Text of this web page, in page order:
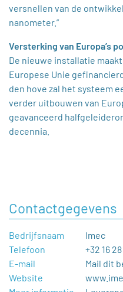
versnellen van de
nanometer.”
Versterking van Europa’s
De nieuwe installatie
Europese Unie
den hove zal het systeem
verder uitbouwen van
geavanceerd
decennia.
Contactgegevens
Bedrijfsnaam
Imec
Telefoon
+32 16 28
E-mail
Mail dit
Website